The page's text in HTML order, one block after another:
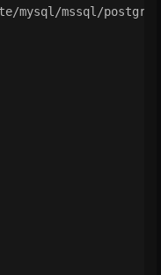
mysql/mssql/postgres